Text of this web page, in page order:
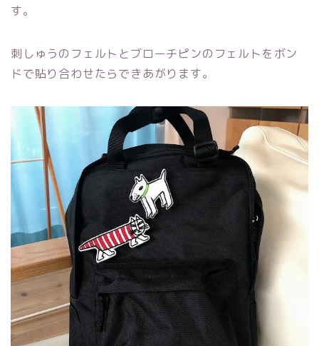
す。
刺しゅうのフェルトとブローチピンのフェルトをボン
ドで貼り合わせたらできあがります。